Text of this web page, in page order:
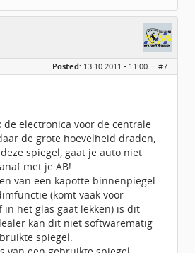
Posted: 13.10.2011 - 11:00 · #7
de electronica voor de centrale
de grote hoevelheid draden,
spiegel, gaat je auto niet
met je AB!
van een kapotte binnenpiegel
(komt vaak voor
het glas gaat lekken) is dit
kan dit niet softwarematig
spiegel.